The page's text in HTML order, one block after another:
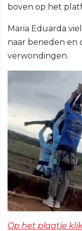
boven op het
Maria Eduarda
naar beneden en
verwondingen.
Op het plaatje